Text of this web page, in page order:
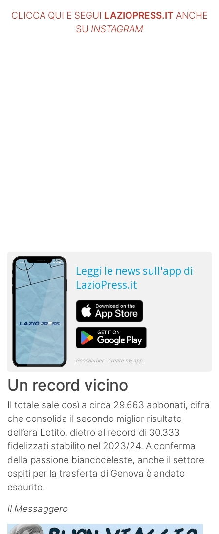
CLICCA QUI E SEGUI LAZIOPRESS.IT ANCHE
SU INSTAGRAM
Un record vicino
Il totale sale così a circa 29.663 abbonati, cifra
che consolida il secondo miglior risultato
dell’era Lotito, dietro al record di 30.333
fidelizzati stabilito nel 2023/24. A conferma
della passione biancoceleste, anche il settore
ospiti per la trasferta di Genova è andato
esaurito.
Il Messaggero